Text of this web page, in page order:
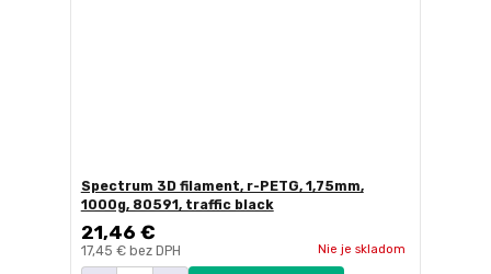
Spectrum 3D filament, r-PETG, 1,75mm,
1000g, 80591, traffic black
21,46 €
17,45 € bez DPH Nie je skladom